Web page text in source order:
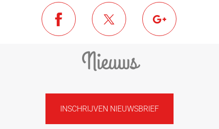
Nieuws
INSCHRIJVEN NIEUWSBRIEF